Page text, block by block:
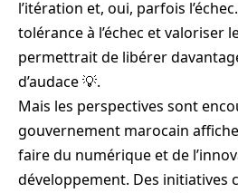
l’itération et, oui, parfois
tolérance à l’échec et valoriser
permettrait de libérer
d’audace 💡.
Mais les perspectives sont
gouvernement marocain
faire du numérique et de
développement. Des initiatives